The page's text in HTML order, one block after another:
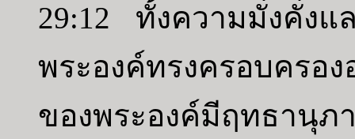
29:12 ทั้งความมั่งคั่งแ
พระองค์ทรงครอบครอ
ของพระองค์มีฤทธา